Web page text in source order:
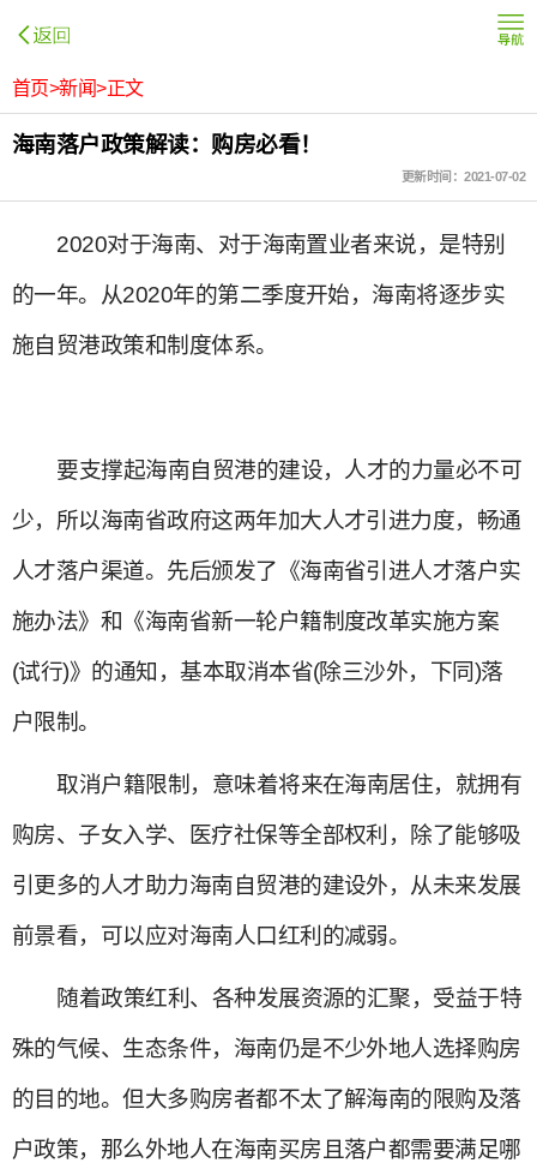
首页>新闻>正文
海南落户政策解读：购房必看！
更新时间：2021-07-02
2020对于海南、对于海南置业者来说，是特别
的一年。从2020年的第二季度开始，海南将逐步实
施自贸港政策和制度体系。
要支撑起海南自贸港的建设，人才的力量必不可
少，所以海南省政府这两年加大人才引进力度，畅通
人才落户渠道。先后颁发了《海南省引进人才落户实
施办法》和《海南省新一轮户籍制度改革实施方案
(试行)》的通知，基本取消本省(除三沙外，下同)落
户限制。
取消户籍限制，意味着将来在海南居住，就拥有
购房、子女入学、医疗社保等全部权利，除了能够吸
引更多的人才助力海南自贸港的建设外，从未来发展
前景看，可以应对海南人口红利的减弱。
随着政策红利、各种发展资源的汇聚，受益于特
殊的气候、生态条件，海南仍是不少外地人选择购房
的目的地。但大多购房者都不太了解海南的限购及落
户政策，那么外地人在海南买房且落户都需要满足哪